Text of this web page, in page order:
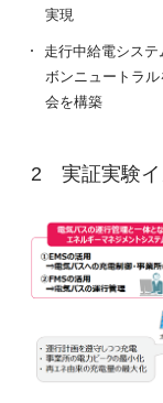
実現
走行中給電システ
ボンニュートラ
会を構築
実証実験